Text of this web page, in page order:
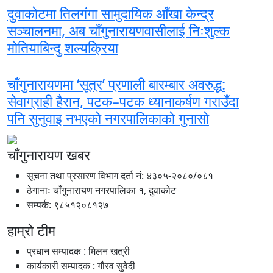
दुवाकोटमा तिलगंगा सामुदायिक आँखा केन्द्र
सञ्चालनमा, अब चाँगुनारायणवासीलाई निःशुल्क
मोतियाबिन्दु शल्यक्रिया
चाँगुनारायणमा ‘सूत्र’ प्रणाली बारम्बार अवरुद्ध:
सेवाग्राही हैरान, पटक–पटक ध्यानाकर्षण गराउँदा
पनि सुनुवाइ नभएको नगरपालिकाको गुनासो
चाँगुनारायण खबर
सूचना तथा प्रसारण विभाग दर्ता नंं: ४३०५-२०८०/०८१
ठेगानाः चाँगुनारायण नगरपालिका १, दुवाकोट
सम्पर्क: ९८५१२०८१२७
हाम्रो टीम
प्रधान सम्पादक : मिलन खत्री
कार्यकारी सम्पादक : गौरव सुवेदी